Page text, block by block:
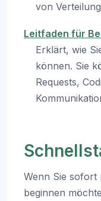
von
Leitfaden für
Erklärt, wie
können. Sie
Requests,
Wenn Sie sofort
beginnen